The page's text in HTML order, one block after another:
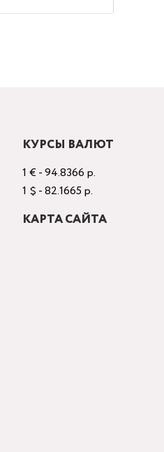
КУРСЫ ВАЛЮТ
1 € - 94.8366 р.
1 $ - 82.1665 р.
КАРТА САЙТА